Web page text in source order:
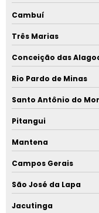
Cambuí
Três Marias
Conceição das
Rio Pardo de Minas
Santo Antônio do
Pitangui
Mantena
Campos Gerais
São José da Lapa
Jacutinga